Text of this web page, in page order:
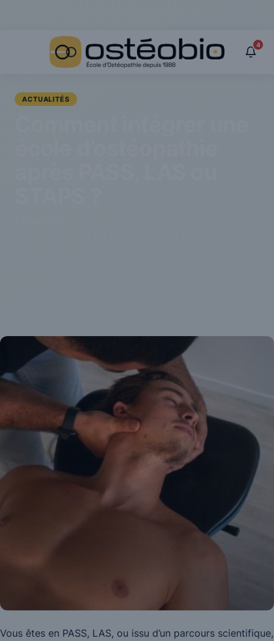
4
Actualités›
Comment intégrer une école d’ostéopathie après PASS, LAS ou
ACTUALITÉS
Vous êtes en PASS, LAS, ou issu d’un parcours scientifique,